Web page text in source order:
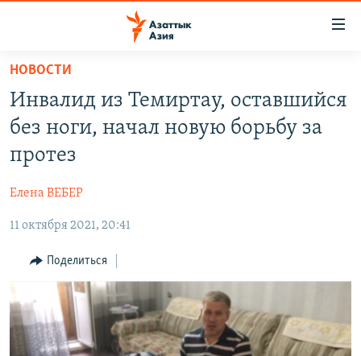
Вернуться
основному
содержанию
главной
Вернутся
поиску
НОВОСТИ
КЫРГЫЗЧА
ЎЗБЕКЧА
ТОҶИКӢ
TÜRKMENÇE
ПОДПИШИТЕСЬ НА НАС В СОЦСЕТЯХ
Все сайты РСЕ/РС
НОВОСТИ
Инвалид из Темиртау, оставшийся
без ноги, начал новую борьбу за
протез
Елена ВЕБЕР
11 октября 2021, 20:41
Поделиться